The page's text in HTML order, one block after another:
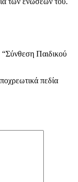
“Σύνθεση Παιδικού
πεδία